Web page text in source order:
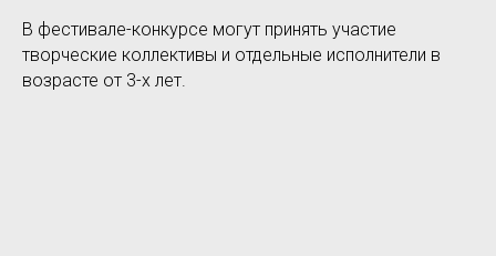
В фестивале-конкурсе могут принять участие
творческие коллективы и отдельные исполнители в
возрасте от 3-х лет.